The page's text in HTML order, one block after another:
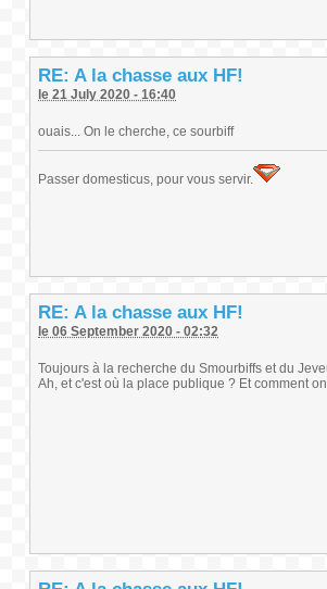
RE: A la chasse aux HF!
le 21 July 2020 - 16:40
ouais... On le cherche, ce sourbiff
Passer domesticus, pour vous servir.
RE: A la chasse aux HF!
le 06 September 2020 - 02:32
Toujours à la recherche du Smourbiffs et du
Ah, et c'est où la place publique ? Et comment